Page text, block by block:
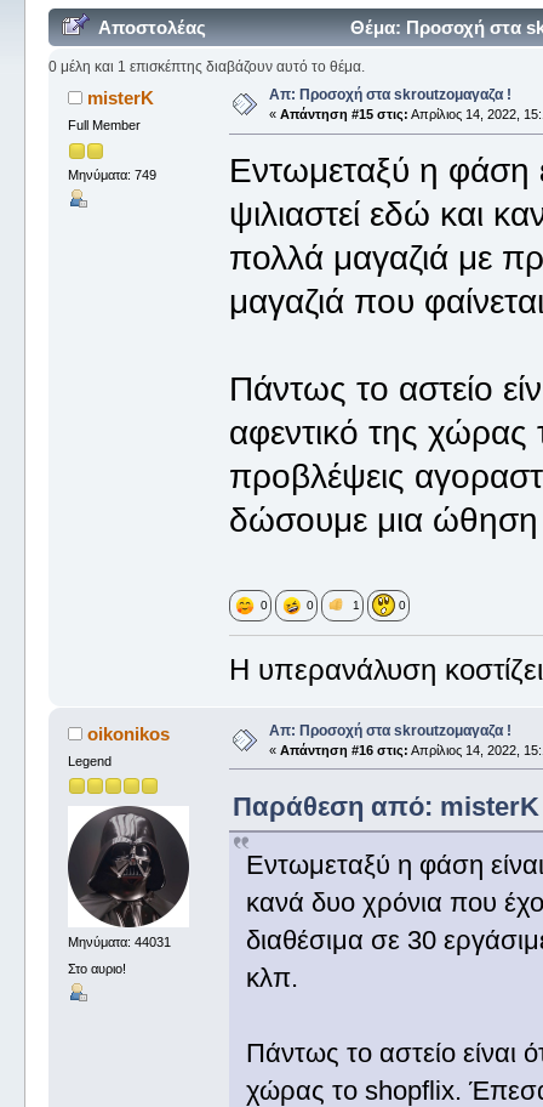
Αποστολέας Θέμα: Προσοχή στα
0 μέλη και 1 επισκέπτης διαβάζουν αυτό το θέμα.
misterK
Full Member
Μηνύματα: 749
Απ: Προσοχή στα skroutzομαγαζα !
« Απάντηση #15 στις: Απρίλιος 14, 2022,
Εντωμεταξύ η φάση
ψιλιαστεί εδώ και
πολλά μαγαζιά με
μαγαζιά που
Πάντως το αστείο
αφεντικό της
προβλέψεις
δώσουμε μια ώθηση
0 0 1 0
Η υπερανάλυση
oikonikos
Legend
Μηνύματα: 44031
Στο αυριο!
Απ: Προσοχή στα skroutzομαγαζα !
« Απάντηση #16 στις: Απρίλιος 14, 2022,
Παράθεση από: misterK
Εντωμεταξύ η φάση
κανά δυο χρόνια που
διαθέσιμα σε 30
κλπ.
Πάντως το αστείο είναι
χώρας το shopflix.